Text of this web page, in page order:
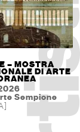
– MOSTRA
DI ARTE
Sempione